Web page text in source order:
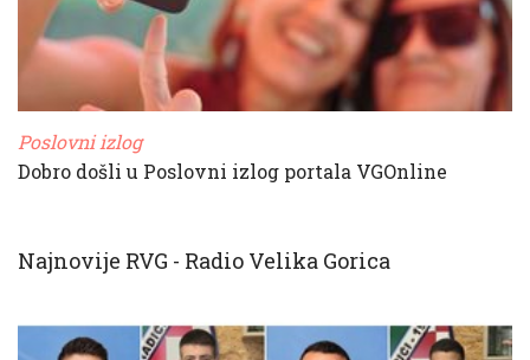
Poslovni izlog
Dobro došli u Poslovni izlog portala VGOnline
Najnovije RVG - Radio Velika Gorica